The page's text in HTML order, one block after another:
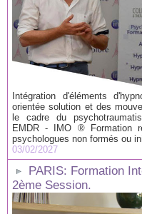
Intégration d'éléments
orientée solution et des
le cadre du
EMDR - IMO ® Formation
psychologues non formés ou
03/02/2027
PARIS: Formation
2ème Session.